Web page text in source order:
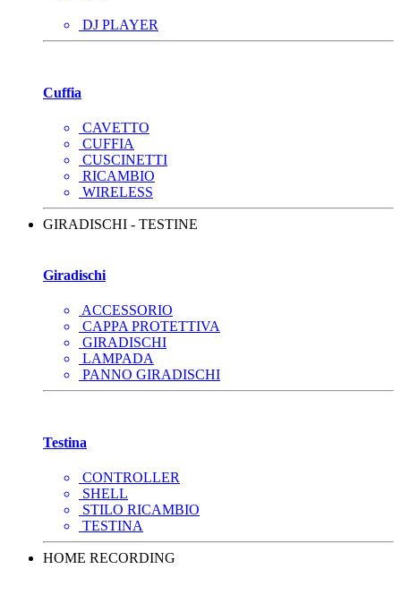
DJ PLAYER
Cuffia
CAVETTO
CUFFIA
CUSCINETTI
RICAMBIO
WIRELESS
GIRADISCHI - TESTINE
Giradischi
ACCESSORIO
CAPPA PROTETTIVA
GIRADISCHI
LAMPADA
PANNO GIRADISCHI
Testina
CONTROLLER
SHELL
STILO RICAMBIO
TESTINA
HOME RECORDING